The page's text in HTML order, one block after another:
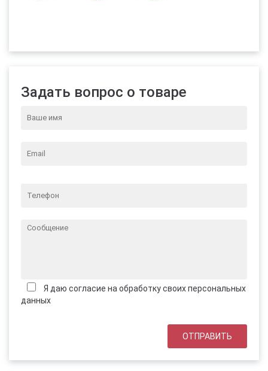
Задать вопрос о товаре
Я даю согласие на обработку своих персональных
данных